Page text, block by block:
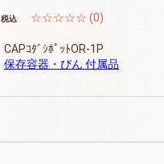
税込 ☆☆☆☆☆ (0)
CAPｺﾀﾞｼﾎﾟｯﾄOR-1P
保存容器・びん 付属品